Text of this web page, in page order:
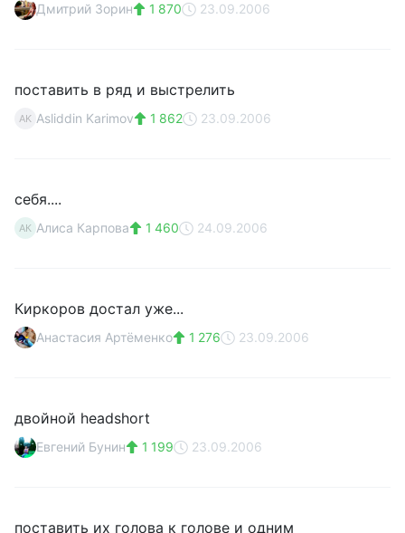
Дмитрий Зорин 1 870 23.09.2006
поставить в ряд и выстрелить
AK Asliddin Karimov 1 862 23.09.2006
себя....
АК Алиса Карпова 1 460 24.09.2006
Киркоров достал уже...
Анастасия Артёменко 1 276 23.09.2006
двойной headshort
Евгений Бунин 1 199 23.09.2006
поставить их голова к голове и одним